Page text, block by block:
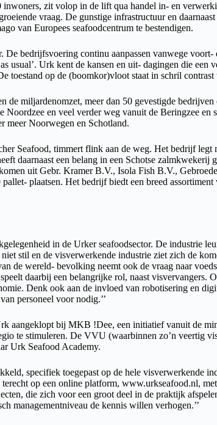
zit volop in de lift qua handel in- en
vraag. De gunstige infrastructuur en
van Europees seafoodcentrum te bestendigen.
De bedrijfsvoering continu aanpassen vanwege
usual’. Urk kent de kansen en uit- dagingen die
toestand op de (boomkor)vloot staat in schril
miljardenomzet, meer dan 50 gevestigde
Noordzee en veel verder weg vanuit de Beringzee
meer Noorwegen en Schotland.
Seafood, timmert flink aan de weg. Het bedrijf
daarnaast een belang in een Schotse
uit Gebr. Kramer B.V., Isola Fish B.V.,
plaatsen. Het bedrijf biedt een breed
in de Urker seafoodsector. De industrie
stil en de visverwerkende industrie ziet zich de
de wereld- bevolking neemt ook de vraag naar
daarbij een belangrijke rol, naast visvervangers.
Denk ook aan de invloed van robotisering en
personeel voor nodig.’’
aangeklopt bij MKB !Dee, een initiatief vanuit de
te stimuleren. De VVU (waarbinnen zo’n veertig
Urk Seafood Academy.
specifiek toegepast op de hele visverwerkende
op een online platform, www.urkseafood.nl,
die zich voor een groot deel in de praktijk
managementniveau de kennis willen verhogen.’’